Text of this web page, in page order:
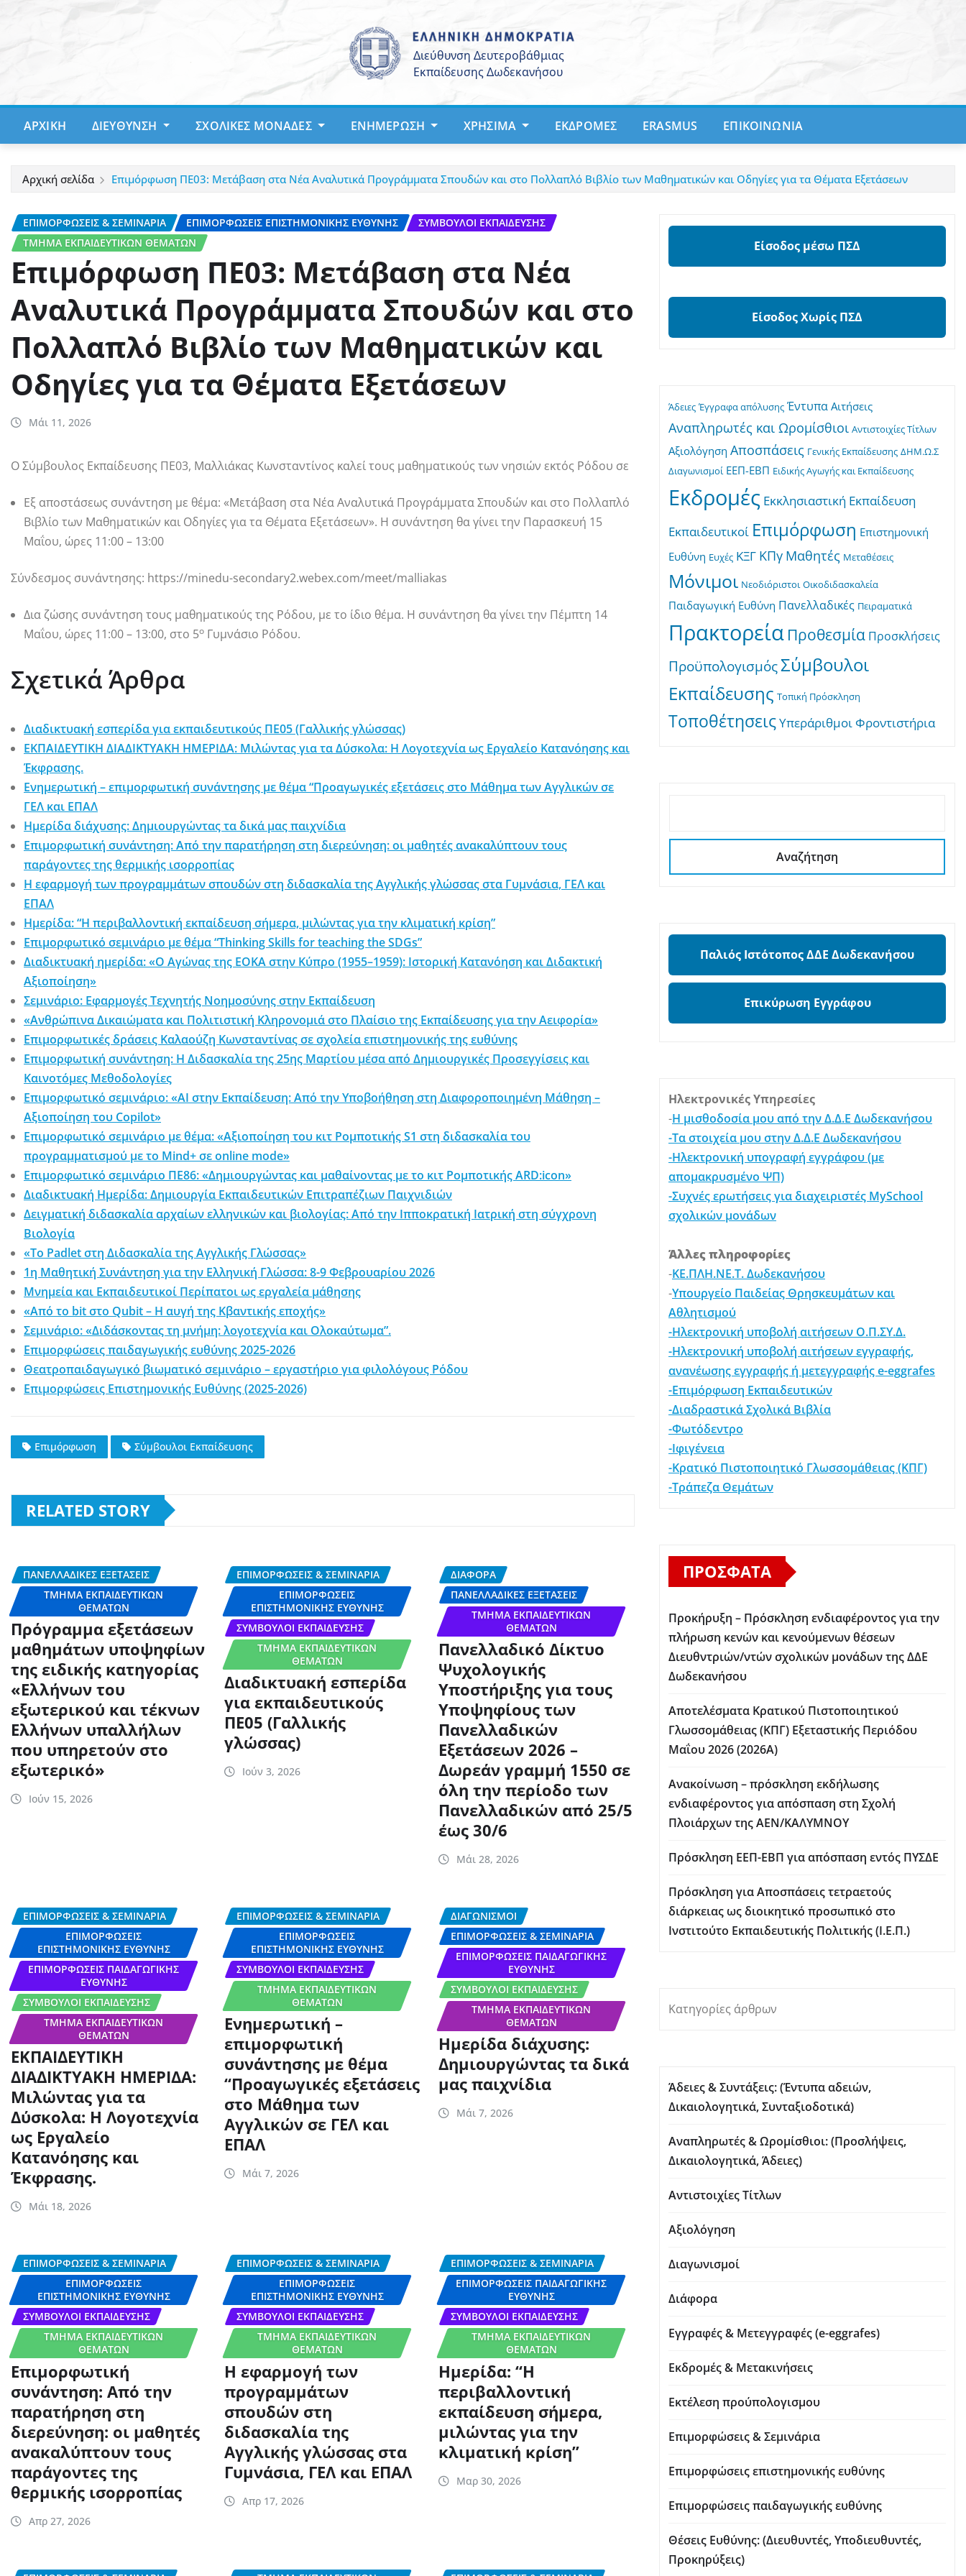
ΑΡΧΙΚΉ ΔΙΕΎΘΥΝΣΗ ΣΧΟΛΙΚΈΣ ΜΟΝΆΔΕΣ ΕΝΗΜΈΡΩΣΗ ΧΡΉΣΙΜΑ ΕΚΔΡΟΜΈΣ ERASMUS ΕΠΙΚΟΙΝΩΝΙΑ
Αρχική σελίδα Επιμόρφωση ΠΕ03: Μετάβαση στα Νέα Αναλυτικά Προγράμματα Σπουδών και στο Πολλαπλό Βιβλίο των Μαθηματικών και Οδηγίες για τα Θέματα Εξετάσεων
ΕΠΙΜΟΡΦΏΣΕΙΣ & ΣΕΜΙΝΆΡΙΑ ΕΠΙΜΟΡΦΏΣΕΙΣ ΕΠΙΣΤΗΜΟΝΙΚΉΣ ΕΥΘΎΝΗΣ
ΣΎΜΒΟΥΛΟΙ ΕΚΠΑΊΔΕΥΣΗΣ
ΤΜΉΜΑ ΕΚΠΑΙΔΕΥΤΙΚΏΝ ΘΕΜΆΤΩΝ
Επιμόρφωση ΠΕ03: Μετάβαση στα Νέα
Αναλυτικά Προγράμματα Σπουδών και στο
Πολλαπλό Βιβλίο των Μαθηματικών και
Οδηγίες για τα Θέματα Εξετάσεων
Μάι 11, 2026
O Σύμβουλος Εκπαίδευσης ΠΕ03, Μαλλιάκας Κωνσταντίνος καλεί τους μαθηματικούς των νησιών εκτός Ρόδου σε
Εξ αποστάσεως συνάντηση με θέμα: «Μετάβαση στα Νέα Αναλυτικά Προγράμματα Σπουδών και στο Πολλαπλό
Βιβλίο των Μαθηματικών και Οδηγίες για τα Θέματα Εξετάσεων». Η συνάντηση θα γίνει την Παρασκευή 15
Μαΐου, ώρες 11:00 – 13:00
Σύνδεσμος συνάντησης: https://minedu-secondary2.webex.com/meet/malliakas
Δια ζώσης συνάντηση τους μαθηματικούς της Ρόδου, με το ίδιο θέμα. Η συνάντηση θα γίνει την Πέμπτη 14
Μαΐου, ώρες 11:00 – 13:00, στο 5ο Γυμνάσιο Ρόδου.
Σχετικά Άρθρα
Διαδικτυακή εσπερίδα για εκπαιδευτικούς ΠΕ05 (Γαλλικής γλώσσας)
ΕΚΠΑΙΔΕΥΤΙΚΗ ΔΙΑΔΙΚΤΥΑΚΗ ΗΜΕΡΙΔΑ: Μιλώντας για τα Δύσκολα: Η Λογοτεχνία ως Εργαλείο Κατανόησης και
Έκφρασης.
Ενημερωτική – επιμορφωτική συνάντησης με θέμα “Προαγωγικές εξετάσεις στο Μάθημα των Αγγλικών σε
ΓΕΛ και ΕΠΑΛ
Ημερίδα διάχυσης: Δημιουργώντας τα δικά μας παιχνίδια
Επιμορφωτική συνάντηση: Από την παρατήρηση στη διερεύνηση: οι μαθητές ανακαλύπτουν τους
παράγοντες της θερμικής ισορροπίας
Η εφαρμογή των προγραμμάτων σπουδών στη διδασκαλία της Αγγλικής γλώσσας στα Γυμνάσια, ΓΕΛ και
ΕΠΑΛ
Ημερίδα: “Η περιβαλλοντική εκπαίδευση σήμερα, μιλώντας για την κλιματική κρίση”
Επιμορφωτικό σεμινάριο με θέμα “Thinking Skills for teaching the SDGs”
Διαδικτυακή ημερίδα: «Ο Αγώνας της ΕΟΚΑ στην Κύπρο (1955–1959): Ιστορική Κατανόηση και Διδακτική
Αξιοποίηση»
Σεμινάριο: Εφαρμογές Τεχνητής Νοημοσύνης στην Εκπαίδευση
«Ανθρώπινα Δικαιώματα και Πολιτιστική Κληρονομιά στο Πλαίσιο της Εκπαίδευσης για την Αειφορία»
Επιμορφωτικές δράσεις Καλαούζη Κωνσταντίνας σε σχολεία επιστημονικής της ευθύνης
Επιμορφωτική συνάντηση: Η Διδασκαλία της 25ης Μαρτίου μέσα από Δημιουργικές Προσεγγίσεις και
Καινοτόμες Μεθοδολογίες
Επιμορφωτικό σεμινάριο: «AI στην Εκπαίδευση: Από την Υποβοήθηση στη Διαφοροποιημένη Μάθηση –
Αξιοποίηση του Copilot»
Επιμορφωτικό σεμινάριο με θέμα: «Αξιοποίηση του κιτ Ρομποτικής S1 στη διδασκαλία του
προγραμματισμού με το Mind+ σε online mode»
Επιμορφωτικό σεμινάριο ΠΕ86: «Δημιουργώντας και μαθαίνοντας με το κιτ Ρομποτικής ARD:icon»
Διαδικτυακή Ημερίδα: Δημιουργία Εκπαιδευτικών Επιτραπέζιων Παιχνιδιών
Δειγματική διδασκαλία αρχαίων ελληνικών και βιολογίας: Από την Ιπποκρατική Ιατρική στη σύγχρονη
Βιολογία
«Το Padlet στη Διδασκαλία της Αγγλικής Γλώσσας»
1η Μαθητική Συνάντηση για την Ελληνική Γλώσσα: 8-9 Φεβρουαρίου 2026
Μνημεία και Εκπαιδευτικοί Περίπατοι ως εργαλεία μάθησης
«Από το bit στο Qubit – Η αυγή της Κβαντικής εποχής»
Σεμινάριο: «Διδάσκοντας τη μνήμη: λογοτεχνία και Ολοκαύτωμα”.
Επιμορφώσεις παιδαγωγικής ευθύνης 2025-2026
Θεατροπαιδαγωγικό βιωματικό σεμινάριο – εργαστήριο για φιλολόγους Ρόδου
Επιμορφώσεις Επιστημονικής Ευθύνης (2025-2026)
Επιμόρφωση Σύμβουλοι Εκπαίδευσης
RELATED STORY
ΠΑΝΕΛΛΑΔΙΚΈΣ ΕΞΕΤΆΣΕΙΣ
ΤΜΉΜΑ ΕΚΠΑΙΔΕΥΤΙΚΏΝ
ΘΕΜΆΤΩΝ
Πρόγραμμα εξετάσεων
μαθημάτων υποψηφίων
της ειδικής κατηγορίας
«Ελλήνων του
εξωτερικού και τέκνων
Ελλήνων υπαλλήλων
που υπηρετούν στο
εξωτερικό»
Ιούν 15, 2026
ΕΠΙΜΟΡΦΏΣΕΙΣ & ΣΕΜΙΝΆΡΙΑ
ΕΠΙΜΟΡΦΏΣΕΙΣ
ΕΠΙΣΤΗΜΟΝΙΚΉΣ ΕΥΘΎΝΗΣ
ΣΎΜΒΟΥΛΟΙ ΕΚΠΑΊΔΕΥΣΗΣ
ΤΜΉΜΑ ΕΚΠΑΙΔΕΥΤΙΚΏΝ
ΘΕΜΆΤΩΝ
Διαδικτυακή εσπερίδα
για εκπαιδευτικούς
ΠΕ05 (Γαλλικής
γλώσσας)
Ιούν 3, 2026
ΔΙΆΦΟΡΑ
ΠΑΝΕΛΛΑΔΙΚΈΣ ΕΞΕΤΆΣΕΙΣ
ΤΜΉΜΑ ΕΚΠΑΙΔΕΥΤΙΚΏΝ
ΘΕΜΆΤΩΝ
Πανελλαδικό Δίκτυο
Ψυχολογικής
Υποστήριξης για τους
Υποψηφίους των
Πανελλαδικών
Εξετάσεων 2026 –
Δωρεάν γραμμή 1550 σε
όλη την περίοδο των
Πανελλαδικών από 25/5
έως 30/6
Μάι 28, 2026
ΕΠΙΜΟΡΦΏΣΕΙΣ & ΣΕΜΙΝΆΡΙΑ
ΕΠΙΜΟΡΦΏΣΕΙΣ
ΕΠΙΣΤΗΜΟΝΙΚΉΣ ΕΥΘΎΝΗΣ
ΕΠΙΜΟΡΦΏΣΕΙΣ ΠΑΙΔΑΓΩΓΙΚΉΣ
ΕΥΘΎΝΗΣ
ΣΎΜΒΟΥΛΟΙ ΕΚΠΑΊΔΕΥΣΗΣ
ΤΜΉΜΑ ΕΚΠΑΙΔΕΥΤΙΚΏΝ
ΘΕΜΆΤΩΝ
ΕΚΠΑΙΔΕΥΤΙΚΗ
ΔΙΑΔΙΚΤΥΑΚΗ ΗΜΕΡΙΔΑ:
Μιλώντας για τα
Δύσκολα: Η Λογοτεχνία
ως Εργαλείο
Κατανόησης και
Έκφρασης.
Μάι 18, 2026
ΕΠΙΜΟΡΦΏΣΕΙΣ & ΣΕΜΙΝΆΡΙΑ
ΕΠΙΜΟΡΦΏΣΕΙΣ
ΕΠΙΣΤΗΜΟΝΙΚΉΣ ΕΥΘΎΝΗΣ
ΣΎΜΒΟΥΛΟΙ ΕΚΠΑΊΔΕΥΣΗΣ
ΤΜΉΜΑ ΕΚΠΑΙΔΕΥΤΙΚΏΝ
ΘΕΜΆΤΩΝ
Ενημερωτική –
επιμορφωτική
συνάντησης με θέμα
“Προαγωγικές εξετάσεις
στο Μάθημα των
Αγγλικών σε ΓΕΛ και
ΕΠΑΛ
Μάι 7, 2026
ΔΙΑΓΩΝΙΣΜΟΊ
ΕΠΙΜΟΡΦΏΣΕΙΣ & ΣΕΜΙΝΆΡΙΑ
ΕΠΙΜΟΡΦΏΣΕΙΣ ΠΑΙΔΑΓΩΓΙΚΉΣ
ΕΥΘΎΝΗΣ
ΣΎΜΒΟΥΛΟΙ ΕΚΠΑΊΔΕΥΣΗΣ
ΤΜΉΜΑ ΕΚΠΑΙΔΕΥΤΙΚΏΝ
ΘΕΜΆΤΩΝ
Ημερίδα διάχυσης:
Δημιουργώντας τα δικά
μας παιχνίδια
Μάι 7, 2026
ΕΠΙΜΟΡΦΏΣΕΙΣ & ΣΕΜΙΝΆΡΙΑ
ΕΠΙΜΟΡΦΏΣΕΙΣ
ΕΠΙΣΤΗΜΟΝΙΚΉΣ ΕΥΘΎΝΗΣ
ΣΎΜΒΟΥΛΟΙ ΕΚΠΑΊΔΕΥΣΗΣ
ΤΜΉΜΑ ΕΚΠΑΙΔΕΥΤΙΚΏΝ
ΘΕΜΆΤΩΝ
Επιμορφωτική
συνάντηση: Από την
παρατήρηση στη
διερεύνηση: οι μαθητές
ανακαλύπτουν τους
παράγοντες της
θερμικής ισορροπίας
Απρ 27, 2026
ΕΠΙΜΟΡΦΏΣΕΙΣ & ΣΕΜΙΝΆΡΙΑ
ΕΠΙΜΟΡΦΏΣΕΙΣ
ΕΠΙΣΤΗΜΟΝΙΚΉΣ ΕΥΘΎΝΗΣ
ΣΎΜΒΟΥΛΟΙ ΕΚΠΑΊΔΕΥΣΗΣ
ΤΜΉΜΑ ΕΚΠΑΙΔΕΥΤΙΚΏΝ
ΘΕΜΆΤΩΝ
Η εφαρμογή των
προγραμμάτων
σπουδών στη
διδασκαλία της
Αγγλικής γλώσσας στα
Γυμνάσια, ΓΕΛ και ΕΠΑΛ
Απρ 17, 2026
ΕΠΙΜΟΡΦΏΣΕΙΣ & ΣΕΜΙΝΆΡΙΑ
ΕΠΙΜΟΡΦΏΣΕΙΣ ΠΑΙΔΑΓΩΓΙΚΉΣ
ΕΥΘΎΝΗΣ
ΣΎΜΒΟΥΛΟΙ ΕΚΠΑΊΔΕΥΣΗΣ
ΤΜΉΜΑ ΕΚΠΑΙΔΕΥΤΙΚΏΝ
ΘΕΜΆΤΩΝ
Ημερίδα: “Η
περιβαλλοντική
εκπαίδευση σήμερα,
μιλώντας για την
κλιματική κρίση”
Μαρ 30, 2026
Είσοδος μέσω ΠΣΔ
Είσοδος Χωρίς ΠΣΔ
Άδειες Έγγραφα απόλυσης Έντυπα Αιτήσεις
Αναπληρωτές και Ωρομίσθιοι Αντιστοιχίες Τίτλων
Αξιολόγηση Αποσπάσεις Γενικής Εκπαίδευσης ΔΗΜ.Ω.Σ
Διαγωνισμοί ΕΕΠ-ΕΒΠ Ειδικής Αγωγής και Εκπαίδευσης
Εκδρομές Εκκλησιαστική Εκπαίδευση
Εκπαιδευτικοί Επιμόρφωση Επιστημονική
Ευθύνη Ευχές ΚΞΓ ΚΠγ Μαθητές Μεταθέσεις
Μόνιμοι Νεοδιόριστοι Οικοδιδασκαλεία
Παιδαγωγική Ευθύνη Πανελλαδικές Πειραματικά
Πρακτορεία Προθεσμία Προσκλήσεις
ΠροϋπολογισμόςΣύμβουλοι
Εκπαίδευσης Τοπική Πρόσκληση
ΤοποθέτησειςΥπεράριθμοι Φροντιστήρια
Αναζήτηση
Παλιός Ιστότοπος ΔΔΕ Δωδεκανήσου
Επικύρωση Εγγράφου
Ηλεκτρονικές Υπηρεσίες
-Η μισθοδοσία μου από την Δ.Δ.Ε Δωδεκανήσου
-Τα στοιχεία μου στην Δ.Δ.Ε Δωδεκανήσου
-Ηλεκτρονική υπογραφή εγγράφου (με
απομακρυσμένο ΨΠ)
-Συχνές ερωτήσεις για διαχειριστές MySchool
σχολικών μονάδων
Άλλες πληροφορίες
-ΚΕ.ΠΛΗ.ΝΕ.Τ. Δωδεκανήσου
-Υπουργείο Παιδείας Θρησκευμάτων και
Αθλητισμού
-Ηλεκτρονική υποβολή αιτήσεων Ο.Π.ΣΥ.Δ.
-Ηλεκτρονική υποβολή αιτήσεων εγγραφής,
ανανέωσης εγγραφής ή μετεγγραφής e-eggrafes
-Επιμόρφωση Εκπαιδευτικών
-Διαδραστικά Σχολικά Βιβλία
-Φωτόδεντρο
-Ιφιγένεια
-Κρατικό Πιστοποιητικό Γλωσσομάθειας (ΚΠΓ)
-Τράπεζα Θεμάτων
ΠΡΌΣΦΑΤΑ
Προκήρυξη – Πρόσκληση ενδιαφέροντος για την
πλήρωση κενών και κενούμενων θέσεων
Διευθντριών/ντών σχολικών μονάδων της ΔΔΕ
Δωδεκανήσου
Αποτελέσματα Κρατικού Πιστοποιητικού
Γλωσσομάθειας (ΚΠΓ) Εξεταστικής Περιόδου
Μαΐου 2026 (2026Α)
Ανακοίνωση – πρόσκληση εκδήλωσης
ενδιαφέροντος για απόσπαση στη Σχολή
Πλοιάρχων της ΑΕΝ/ΚΑΛΥΜΝΟΥ
Πρόσκληση ΕΕΠ-ΕΒΠ για απόσπαση εντός ΠΥΣΔΕ
Πρόσκληση για Aποσπάσεις τετραετούς
διάρκειας ως διοικητικό προσωπικό στο
Ινστιτούτο Εκπαιδευτικής Πολιτικής (Ι.Ε.Π.)
Κατηγορίες άρθρων
Άδειες & Συντάξεις: (Έντυπα αδειών,
Δικαιολογητικά, Συνταξιοδοτικά)
Αναπληρωτές & Ωρομίσθιοι: (Προσλήψεις,
Δικαιολογητικά, Άδειες)
Αντιστοιχίες Τίτλων
Αξιολόγηση
Διαγωνισμοί
Διάφορα
Εγγραφές & Μετεγγραφές (e-eggrafes)
Εκδρομές & Μετακινήσεις
Εκτέλεση προύπολογισμου
Επιμορφώσεις & Σεμινάρια
Επιμορφώσεις επιστημονικής ευθύνης
Επιμορφώσεις παιδαγωγικής ευθύνης
Θέσεις Ευθύνης: (Διευθυντές, Υποδιευθυντές,
Προκηρύξεις)